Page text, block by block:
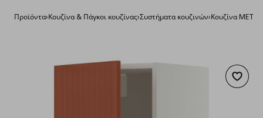
Προϊόντα›Κουζίνα & Πάγκοι κουζίνας›Συστήματα κουζινών›Κουζίνα